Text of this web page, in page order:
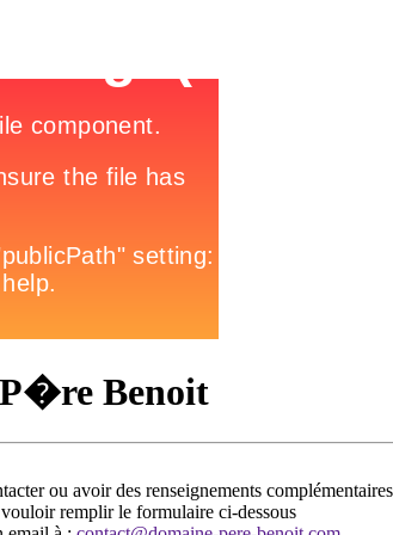
P�re Benoit
ou avoir des renseignements
remplir le formulaire ci-dessous